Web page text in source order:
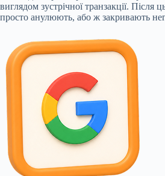
виглядом зустрічної транзакції. Після
просто анулюють, або ж закривають